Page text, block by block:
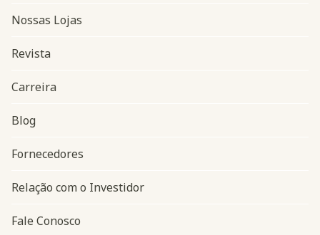
Navegação do rodapé
Nossas Lojas
Revista
Carreira
Blog
Fornecedores
Relação com o Investidor
Fale Conosco